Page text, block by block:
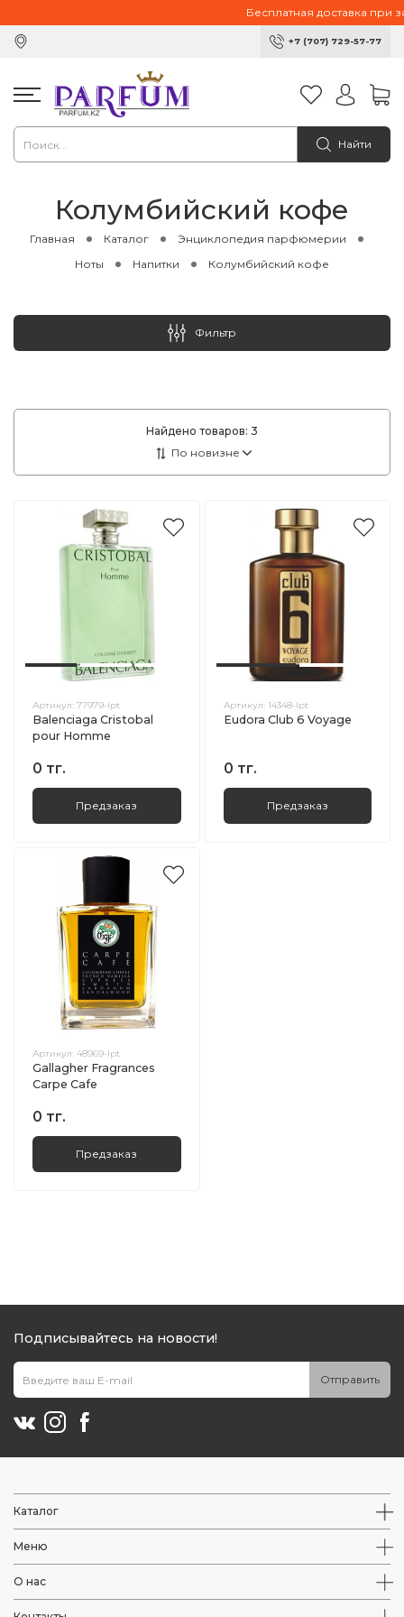
Бесплатная доставка при
+7 (707) 729-57-77
Найти
Колумбийский кофе
Главная Каталог
Энциклопедия парфюмерии
Ноты
Напитки Колумбийский кофе
Найдено товаров: 3
Артикул: 77979-lpt
Balenciaga Cristobal
pour Homme
0 тг.
Предзаказ
Артикул: 14348-lpt
Eudora Club 6 Voyage
0 тг.
Предзаказ
Артикул: 48969-lpt
Gallagher Fragrances
Carpe Cafe
0 тг.
Предзаказ
Фильтр
Подписывайтесь на новости!
Отправить
Каталог
Меню
О нас